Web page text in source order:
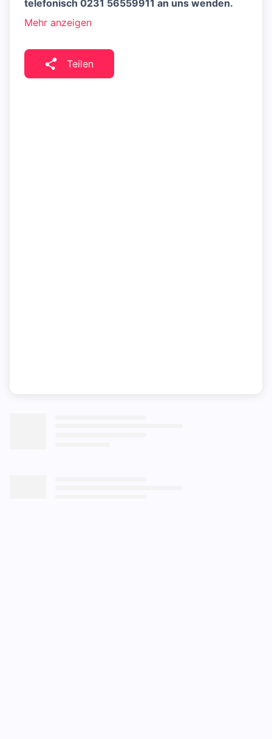
telefonisch 0231 56559911 an uns wenden.
Mehr anzeigen
Teilen